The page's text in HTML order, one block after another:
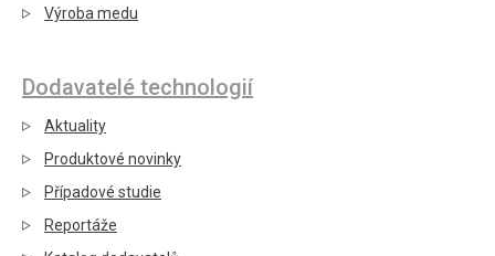
Výroba medu
Dodavatelé technologií
Aktuality
Produktové novinky
Případové studie
Reportáže